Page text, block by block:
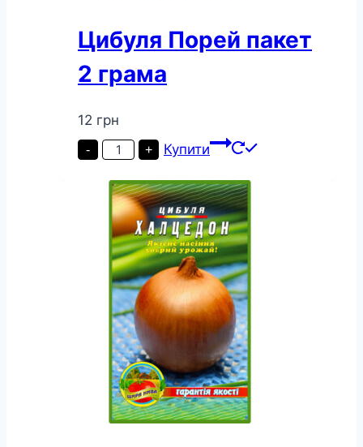
Цибуля Порей пакет
2 грама
12 грн
-
Цибуля
Порей
2
грама
кількість
+ Купити